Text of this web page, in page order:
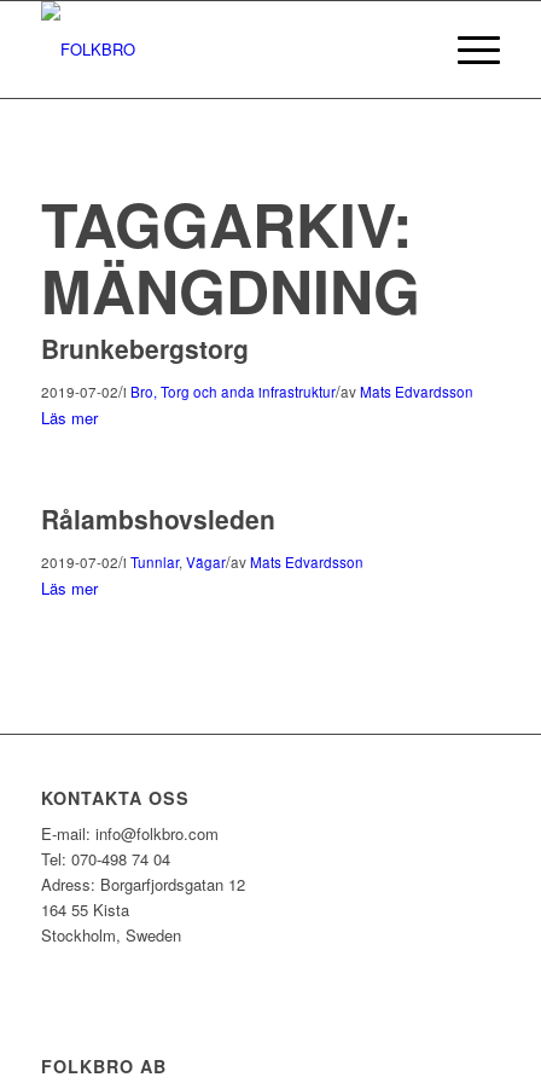
TAGGARKIV:
MÄNGDNING
Brunkebergstorg
2019-07-02/i Bro, Torg och anda infrastruktur/avMats Edvardsson
Läs mer
Rålambshovsleden
2019-07-02/i Tunnlar, Vägar/avMats Edvardsson
Läs mer
KONTAKTA OSS
E-mail: info@folkbro.com
Tel: 070-498 74 04
Adress: Borgarfjordsgatan 12
164 55 Kista
Stockholm, Sweden
FOLKBRO AB